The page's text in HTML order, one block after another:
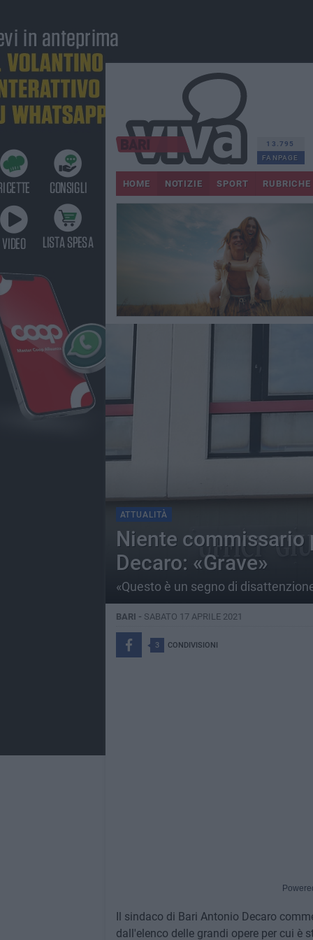
13.795
FANPAGE
HOME NOTIZIE SPORT RUBRICHE
ATTUALITÀ
Niente commissario
Decaro: «Grave»
«Questo è un segno di
BARI - SABATO 17 APRILE 2021
3 CONDIVISIONI
Il sindaco di Bari Antonio Decaro
dall'elenco delle grandi opere per cui è